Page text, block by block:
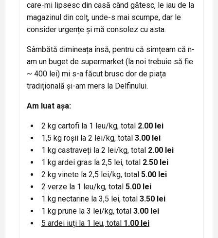
care-mi lipsesc din casă când gătesc, le iau de la
magazinul din colț, unde-s mai scumpe, dar le
consider urgențe și mă consolez cu asta.
Sâmbătă dimineața însă, pentru că simțeam că n-
am un buget de supermarket (la noi trebuie să fie
~ 400 lei) mi s-a făcut brusc dor de piața
tradițională și-am mers la Delfinului.
Am luat așa:
2 kg cartofi la 1 leu/kg, total 2.00 lei
1,5 kg roșii la 2 lei/kg, total 3.00 lei
1 kg castraveți la 2 lei/kg, total 2.00 lei
1 kg ardei gras la 2,5 lei, total 2.50 lei
2 kg vinete la 2,5 lei/kg, total 5.00 lei
2 verze la 1 leu/kg, total 5.00 lei
1 kg nectarine la 3,5 lei, total 3.50 lei
1 kg prune la 3 lei/kg, total 3.00 lei
5 ardei iuți la 1 leu, total 1.00 lei